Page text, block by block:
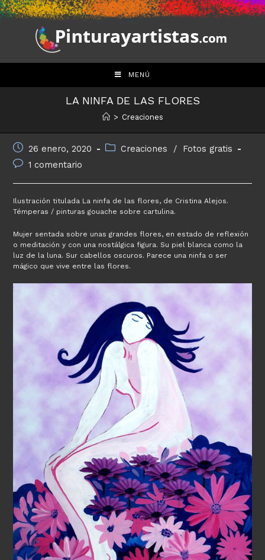
Saltar
al
contenido
MENÚ
LA NINFA DE LAS FLORES
> Creaciones
Publicación
de
entrada:
26 enero, 2020
Categoría
entrada:
Creaciones / Fotos gratis
Comentarios
entrada:
1 comentario
Ilustración titulada La ninfa de las flores, de Cristina Alejos.
Témperas / pinturas gouache sobre cartulina.
Mujer sentada sobre unas grandes flores, en estado de reflexión
o meditación y con una nostálgica figura. Su piel blanca como la
luz de la luna. Sur cabellos oscuros. Parece una ninfa o ser
mágico que vive entre las flores.